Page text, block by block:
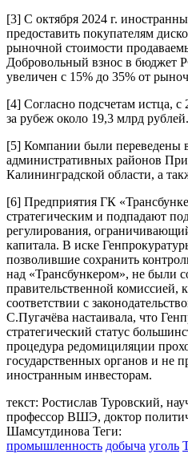
[3] С октября 2024 г.
предоставить покупателям
рыночной стоимости
Добровольный взнос в бюджет
увеличен с 15% до 35% от
[4] Согласно подсчетам истца, с
за рубеж около 19,3 млрд рублей.
[5] Компании были переведены
административных районов
Калининградской области, а
[6] Предприятия ГК
стратегическим и подпадают
регулирования,
капитала. В иске
позволившие сохранить
над «Трансбункером», не были
правительственной комиссией,
соответствии с
С.Пугачёва настаивала, что
стратегический статус
процедура редомициляции
государственных органов и не
иностранным инвесторам.
текст: Ростислав Туровский,
профессор ВШЭ, доктор
Шамсутдинова Теги:
промышленность добыча уголь